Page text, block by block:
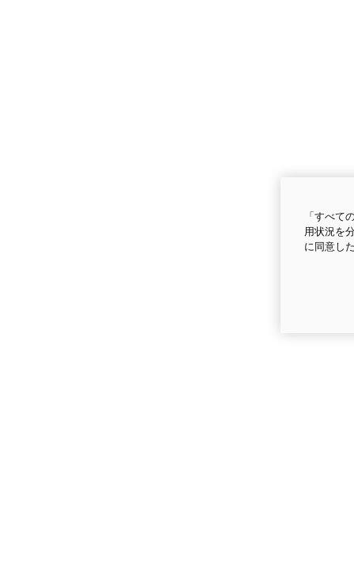
「すべて
用状況を
に同意し